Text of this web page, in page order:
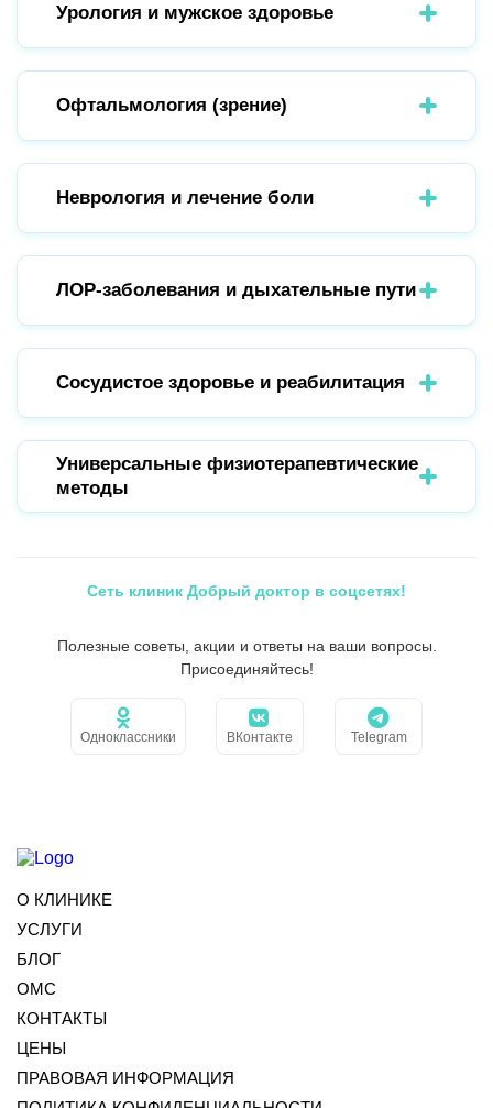
Урология и мужское здоровье
Офтальмология (зрение)
Неврология и лечение боли
ЛОР-заболевания и дыхательные пути
Сосудистое здоровье и реабилитация
Универсальные физиотерапевтические
методы
Сеть клиник Добрый доктор в соцсетях!
Полезные советы, акции и ответы на ваши вопросы.
Присоединяйтесь!
Одноклассники ВКонтакте Telegram
О КЛИНИКЕ
УСЛУГИ
БЛОГ
ОМС
КОНТАКТЫ
ЦЕНЫ
ПРАВОВАЯ ИНФОРМАЦИЯ